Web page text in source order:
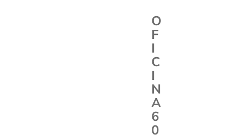
O
F
I
C
I
N
A
6
0